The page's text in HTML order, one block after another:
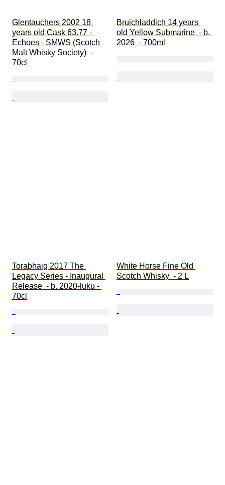
Glentauchers 2002 18
years old Cask 63.77 -
Echoes - SMWS (Scotch
Malt Whisky Society)  -
70cl
Bruichladdich 14 years
old Yellow Submarine  - b.
2026  - 700ml
Torabhaig 2017 The
Legacy Series - Inaugural
Release  - b. 2020-luku -
70cl
White Horse Fine Old
Scotch Whisky  - 2 L